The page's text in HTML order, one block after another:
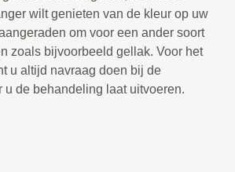
wilt genieten van de kleur op uw
om voor een ander soort
zoals bijvoorbeeld gellak. Voor het
u altijd navraag doen bij de
u de behandeling laat uitvoeren.